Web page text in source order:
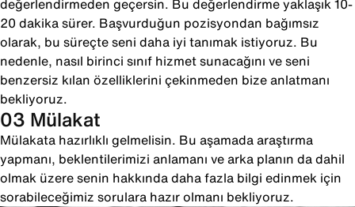
değerlendirmeden geçersin. Bu değerlendirme yaklaşık 10-
20 dakika sürer. Başvurduğun pozisyondan bağımsız
olarak, bu süreçte seni daha iyi tanımak istiyoruz. Bu
nedenle, nasıl birinci sınıf hizmet sunacağını ve seni
benzersiz kılan özelliklerini çekinmeden bize anlatmanı
bekliyoruz.
03 Mülakat
Mülakata hazırlıklı gelmelisin. Bu aşamada araştırma
yapmanı, beklentilerimizi anlamanı ve arka planın da dahil
olmak üzere senin hakkında daha fazla bilgi edinmek için
sorabileceğimiz sorulara hazır olmanı bekliyoruz.